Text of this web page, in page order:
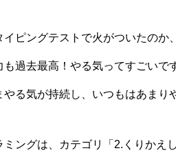
イピングテストで火がついたの
も過去最高！やる気ってすごいで
やる気が持続し、いつもはあまり
ミングは、カテゴリ「2.くりかえ